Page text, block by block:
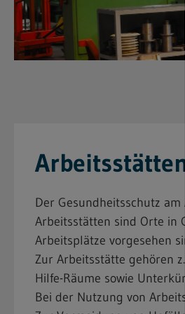
Arbeitsstätten
Der Gesundheitsschutz
Arbeitsstätten sind Orte in
Arbeitsplätze vorgesehen
Zur Arbeitsstätte gehören
Hilfe-Räume sowie
Bei der Nutzung von